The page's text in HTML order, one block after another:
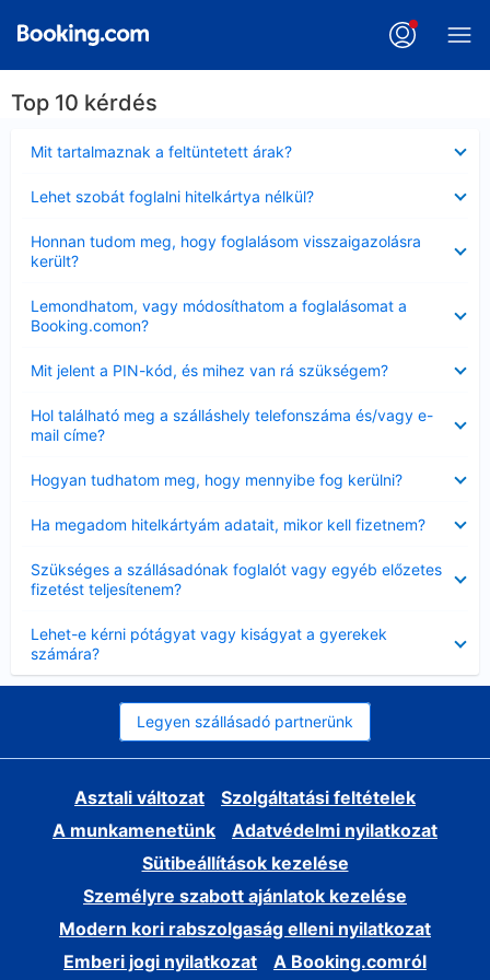
Top 10 kérdés
Mit tartalmaznak a feltüntetett árak?
Lehet szobát foglalni hitelkártya nélkül?
Honnan tudom meg, hogy foglalásom visszaigazolásra
került?
Lemondhatom, vagy módosíthatom a foglalásomat a
Booking.comon?
Mit jelent a PIN-kód, és mihez van rá szükségem?
Hol található meg a szálláshely telefonszáma és/vagy e-
mail címe?
Hogyan tudhatom meg, hogy mennyibe fog kerülni?
Ha megadom hitelkártyám adatait, mikor kell fizetnem?
Szükséges a szállásadónak foglalót vagy egyéb előzetes
fizetést teljesítenem?
Lehet-e kérni pótágyat vagy kiságyat a gyerekek
számára?
Legyen szállásadó partnerünk
Asztali változat
Szolgáltatási feltételek
A munkamenetünk
Adatvédelmi nyilatkozat
Sütibeállítások kezelése
Személyre szabott ajánlatok kezelése
Modern kori rabszolgaság elleni nyilatkozat
Emberi jogi nyilatkozat
A Booking.comról